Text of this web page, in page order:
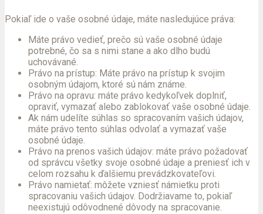
Pokiaľ ide o vaše osobné údaje, máte nasledujúce práva:
Máte právo vedieť, prečo sú vaše osobné údaje
potrebné, čo sa s nimi stane a ako dlho budú
uchovávané.
Právo na prístup: Máte právo na prístup k svojim
osobným údajom, ktoré sú nám známe.
Právo na opravu: máte právo kedykoľvek doplniť,
opraviť, vymazať alebo zablokovať vaše osobné údaje.
Ak nám udelíte súhlas so spracovaním vašich údajov,
máte právo tento súhlas odvolať a vymazať vaše
osobné údaje.
Právo na prenos vašich údajov: máte právo požadovať
od správcu všetky svoje osobné údaje a preniesť ich v
celom rozsahu k ďalšiemu prevádzkovateľovi.
Právo namietať: môžete vzniesť námietku proti
spracovaniu vašich údajov. Dodržiavame to, pokiaľ
neexistujú odôvodnené dôvody na spracovanie.